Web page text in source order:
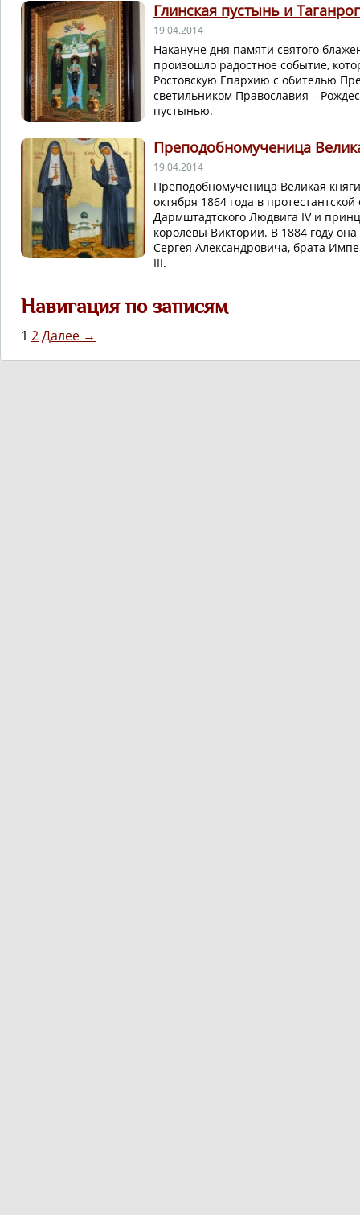
Глинская пустынь и
19.04.2014
Накануне дня памяти святого
произошло радостное событие,
Ростовскую Епархию с обителью
светильником Православия –
пустынью.
Преподобномученица
19.04.2014
Преподобномученица Великая
октября 1864 года в
Дармштадтского Людвига IV и
королевы Виктории. В 1884 году
Сергея Александровича, брата
III.
Навигация по записям
1 2Далее →